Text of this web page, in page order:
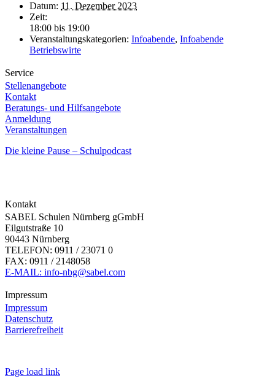
Datum: 11. Dezember 2023
Zeit:
18:00 bis 19:00
Veranstaltungskategorien: Infoabende, Infoabende
Betriebswirte
Service
Stellenangebote
Kontakt
Beratungs- und Hilfsangebote
Anmeldung
Veranstaltungen
Die kleine Pause – Schulpodcast
Kontakt
SABEL Schulen Nürnberg gGmbH
Eilgutstraße 10
90443 Nürnberg
TELEFON: 0911 / 23071 0
FAX: 0911 / 2148058
E-MAIL: info-nbg@sabel.com
Impressum
Impressum
Datenschutz
Barrierefreiheit
Page load link